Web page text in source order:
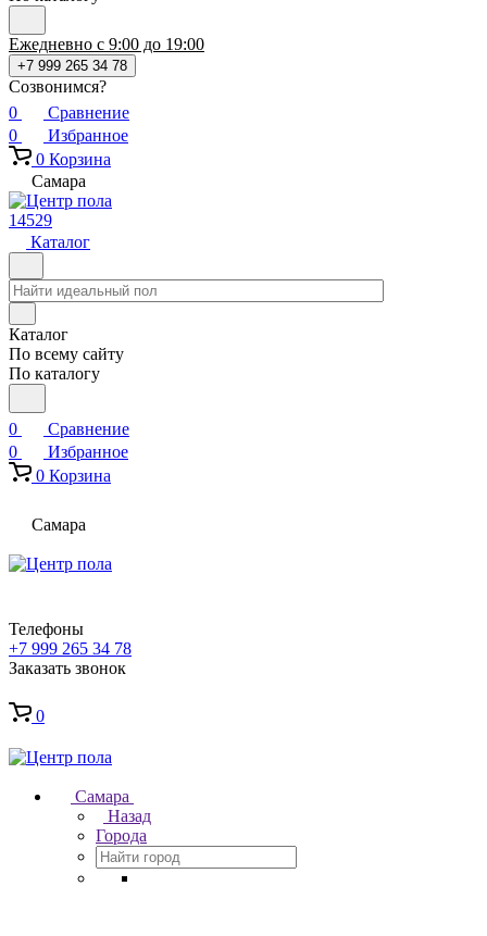
Ежедневно с 9:00 до 19:00
+7 999 265 34 78
Созвонимся?
0
Сравнение
0
Избранное
0 Корзина
Самара
14529
Каталог
Каталог
По всему сайту
По каталогу
0
Сравнение
0
Избранное
0 Корзина
Самара
Телефоны
+7 999 265 34 78
Заказать звонок
0
Самара
Назад
Города